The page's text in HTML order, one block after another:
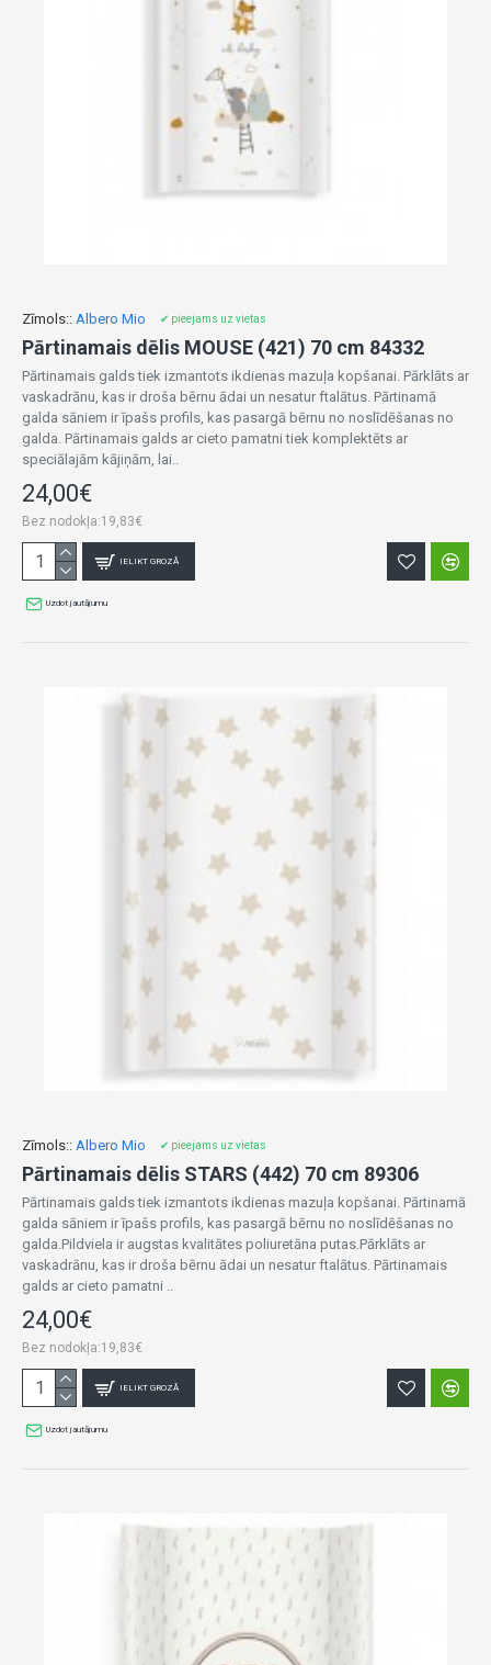
Zīmols:: Albero Mio ✔ pieejams uz vietas
Pārtinamais dēlis MOUSE (421) 70 cm 84332
Pārtinamais galds tiek izmantots ikdienas mazuļa kopšanai. Pārklāts ar
vaskadrānu, kas ir droša bērnu ādai un nesatur ftalātus. Pārtinamā
galda sāniem ir īpašs profils, kas pasargā bērnu no noslīdēšanas no
galda. Pārtinamais galds ar cieto pamatni tiek komplektēts ar
speciālajām kājiņām, lai..
24,00€
Bez nodokļa:19,83€
IELIKT GROZĀ
Uzdot jautājumu
Zīmols:: Albero Mio ✔ pieejams uz vietas
Pārtinamais dēlis STARS (442) 70 cm 89306
Pārtinamais galds tiek izmantots ikdienas mazuļa kopšanai. Pārtinamā
galda sāniem ir īpašs profils, kas pasargā bērnu no noslīdēšanas no
galda.Pildviela ir augstas kvalitātes poliuretāna putas.Pārklāts ar
vaskadrānu, kas ir droša bērnu ādai un nesatur ftalātus. Pārtinamais
galds ar cieto pamatni ..
24,00€
Bez nodokļa:19,83€
IELIKT GROZĀ
Uzdot jautājumu